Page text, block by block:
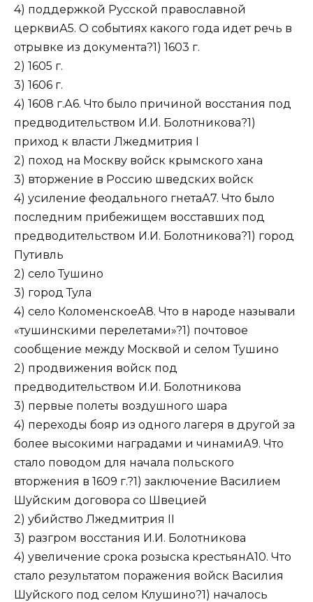
4) поддержкой Русской православной
церквиА5. О событиях какого года идет речь в
отрывке из документа?1) 1603 г.
2) 1605 г.
3) 1606 г.
4) 1608 г.А6. Что было причиной восстания под
предводительством И.И. Болотникова?1)
приход к власти Лжедмитрия I
2) поход на Москву войск крымского хана
3) вторжение в Россию шведских войск
4) усиление феодального гнетаА7. Что было
последним прибежищем восставших под
предводительством И.И. Болотникова?1) город
Путивль
2) село Тушино
3) город Тула
4) село КоломенскоеА8. Что в народе называли
«тушинскими перелетами»?1) почтовое
сообщение между Москвой и селом Тушино
2) продвижения войск под
предводительством И.И. Болотникова
3) первые полеты воздушного шара
4) переходы бояр из одного лагеря в другой за
более высокими наградами и чинамиА9. Что
стало поводом для начала польского
вторжения в 1609 г.?1) заключение Василием
Шуйским договора со Швецией
2) убийство Лжедмитрия II
3) разгром восстания И.И. Болотникова
4) увеличение срока розыска крестьянА10. Что
стало результатом поражения войск Василия
Шуйского под селом Клушино?1) началось